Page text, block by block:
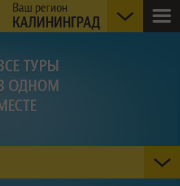
Ваш регион
КАЛИНИНГРАД